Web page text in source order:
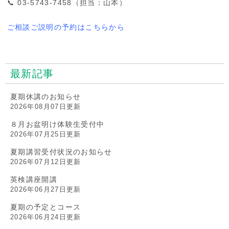
📞 03-5743-7458（担当：山本）
ご相談ご説明の予約はこちらから
最新記事
夏期休講のお知らせ
2026年08月07日更新
８月お盆明け体験生受付中
2026年07月25日更新
夏期講習受付状況のお知らせ
2026年07月12日更新
英検講座開講
2026年06月27日更新
夏期の予定とコース
2026年06月24日更新